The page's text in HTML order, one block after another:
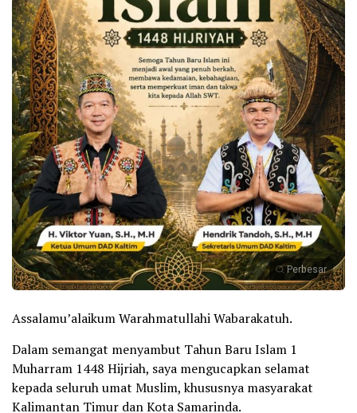
Perbesar
Assalamu’alaikum Warahmatullahi Wabarakatuh.
Dalam semangat menyambut Tahun Baru Islam 1
Muharram 1448 Hijriah, saya mengucapkan selamat
kepada seluruh umat Muslim, khususnya masyarakat
Kalimantan Timur dan Kota Samarinda.